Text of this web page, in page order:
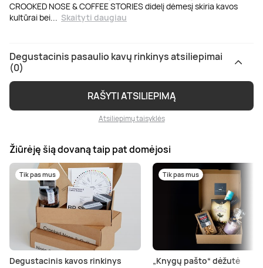
CROOKED NOSE & COFFEE STORIES didelį dėmesį skiria kavos
kultūrai bei
Skaityti daugiau
Degustacinis pasaulio kavų rinkinys atsiliepimai
(0)
RAŠYTI ATSILIEPIMĄ
Atsiliepimų taisyklės
Žiūrėję šią dovaną taip pat domėjosi
Tik pas mus
Degustacinis kavos rinkinys
Tik pas mus
„Knygų pašto“ dėžutė